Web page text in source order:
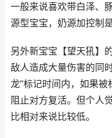
一般来说喜欢带白泽、
源型宝宝，奶源加控制
另外新宝宝【望天犼】
敌人造成大量伤害的同
龙”标记时间内，如果
阻止对方复活。但个人
比相对来说比较低。